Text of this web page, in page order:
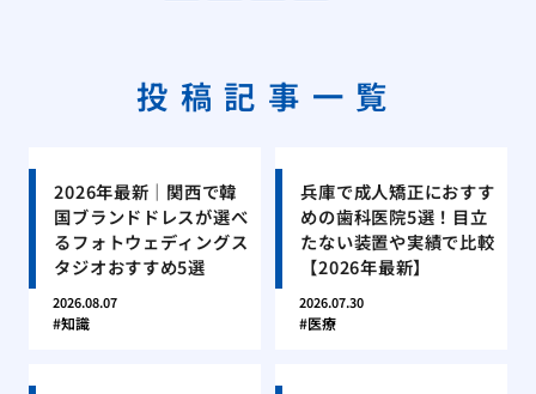
投稿記事一覧
2026年最新｜関西で韓
国ブランドドレスが選べ
るフォトウェディングス
タジオおすすめ5選
2026.08.07
知識
兵庫で成人矯正におすす
めの歯科医院5選！目立
たない装置や実績で比較
【2026年最新】
2026.07.30
医療